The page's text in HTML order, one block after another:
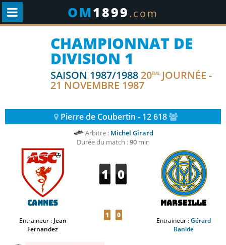
OM1899.com
CHAMPIONNAT DE
DIVISION 1
SAISON 1987/1988 20ÈME JOURNÉE -
21 NOVEMBRE 1987
Pierre de Coubertin - 12 618
Arbitre : Michel Girard
Durée du match :90min
Cannes
Entraineur : Jean
Fernandez
1 0
1 0
Marseille
Entraineur :Gérard
Banide